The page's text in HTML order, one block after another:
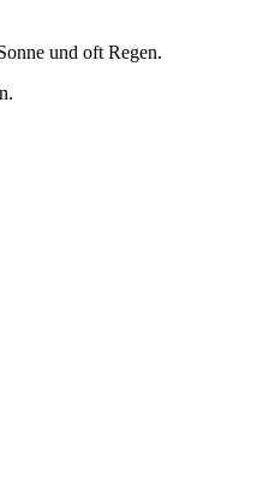
und oft Regen.